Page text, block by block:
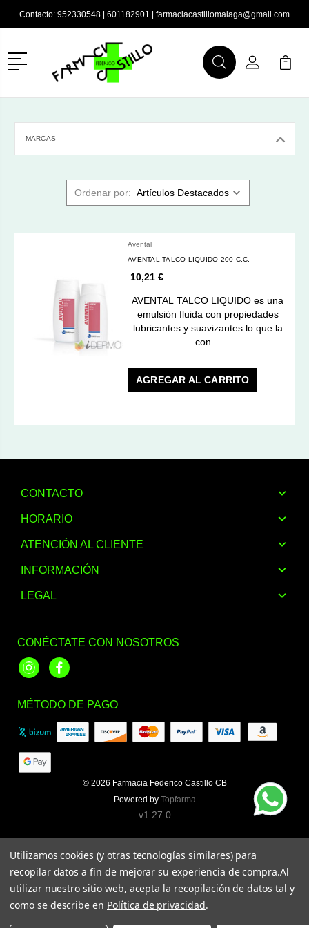
Contacto: 952330548 | 601182901 | farmaciacastillomalaga@gmail.com
Menú
BuscarMi Cuenta
Mi
MARCAS
Ordenar por:
Avental
AVENTAL TALCO LIQUIDO 200 C.C.
10,21 €
AVENTAL TALCO LIQUIDO es una
emulsión fluida con propiedades
lubricantes y suavizantes lo que la
con…
AGREGAR AL CARRITO
CONTACTO
HORARIO
ATENCIÓN AL CLIENTE
INFORMACIÓN
LEGAL
CONÉCTATE CON NOSOTROS
InstagramFacebook
MÉTODO DE PAGO
© 2026 Farmacia Federico Castillo CB
Powered by Topfarma
v1.27.0
Utilizamos cookies (y otras tecnologías similares) para
recopilar datos a fin de mejorar su experiencia de compra.Al
utilizar nuestro sitio web, acepta la recopilación de datos tal y
como se describe en Política de privacidad.